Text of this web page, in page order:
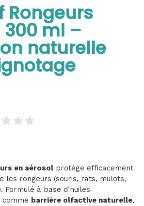
Rongeurs
ml –
naturelle
en aérosol protège efficacement
les rongeurs (souris, rats, mulots,
Formulé à base d’huiles
barrière olfactive naturelle,